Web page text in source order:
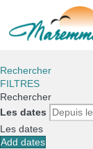
Rechercher
FILTRES
Rechercher
Les dates
Les dates
Add dates